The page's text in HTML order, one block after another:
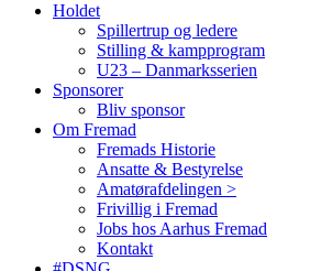
Holdet
Spillertrup og ledere
Stilling & kampprogram
U23 – Danmarksserien
Sponsorer
Bliv sponsor
Om Fremad
Fremads Historie
Ansatte & Bestyrelse
Amatørafdelingen >
Frivillig i Fremad
Jobs hos Aarhus Fremad
Kontakt